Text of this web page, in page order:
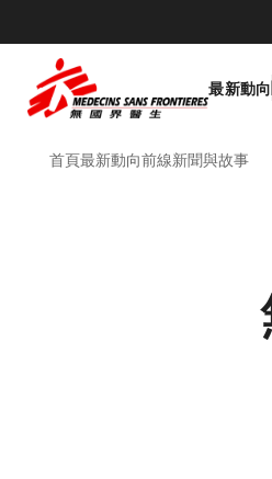
最新動向
首頁最新動向前線新聞與故事